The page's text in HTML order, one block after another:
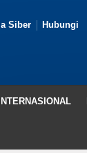
Siber Hubungi
INTERNASIONAL